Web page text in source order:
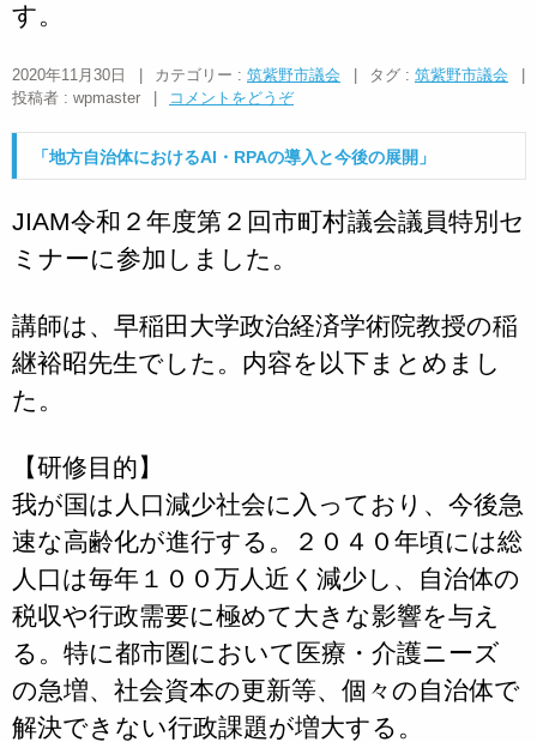
す。
2020年11月30日 カテゴリー : 筑紫野市議会 タグ : 筑紫野市議会
投稿者 : wpmaster
コメントをどうぞ
「地方自治体におけるAI・RPAの導入と今後の展開」
JIAM令和２年度第２回市町村議会議員特別セ
ミナーに参加しました。
講師は、早稲田大学政治経済学術院教授の稲
継裕昭先生でした。内容を以下まとめまし
た。
【研修目的】
我が国は人口減少社会に入っており、今後急
速な高齢化が進行する。２０４０年頃には総
人口は毎年１００万人近く減少し、自治体の
税収や行政需要に極めて大きな影響を与え
る。特に都市圏において医療・介護ニーズ
の急増、社会資本の更新等、個々の自治体で
解決できない行政課題が増大する。